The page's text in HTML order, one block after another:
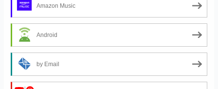
Amazon Music
Android
by Email